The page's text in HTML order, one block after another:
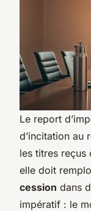
Le report
d’incitation au
les titres reçus
elle doit
cession dans
impératif : le